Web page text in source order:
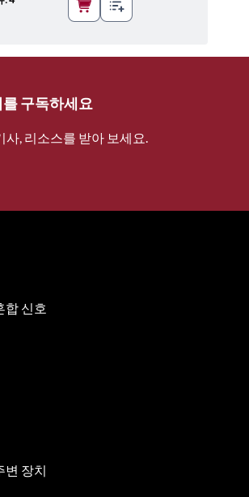
구독하세요
사, 리소스를 받아 보세요.
합 신호
변 장치